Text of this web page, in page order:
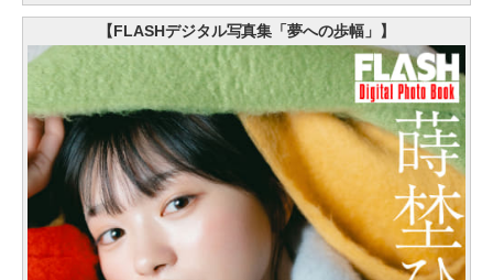
【FLASHデジタル写真集「夢への歩幅」】